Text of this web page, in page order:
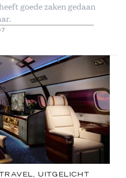
goede zaken gedaan
UITGELICHT